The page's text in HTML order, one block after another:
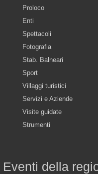
Proloco
Enti
Spettacoli
Fotografia
Stab. Balneari
Sport
Villaggi turistici
Servizi e Aziende
Visite guidate
Strumenti
della